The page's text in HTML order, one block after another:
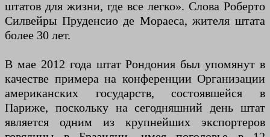
штатов для жизни, где все легко». Слова Роберто
Силвейры Пруденсио де Мораеса, жителя штата
более 30 лет.
В мае 2012 года штат Рондония был упомянут в
качестве примера на конференции Организации
американских государств, состоявшейся в
Париже, поскольку на сегодняшний день штат
является одним из крупнейших экспортеров